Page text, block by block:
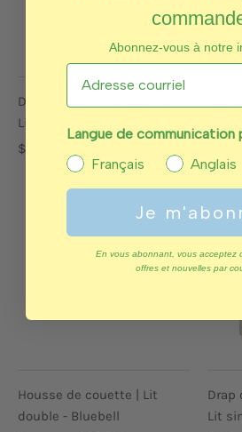
Drap contour mousseline |
Lit simple - Dainty
$128.00
Housse de couette | Lit
double - Bluebell
Drap
Lit
Abonnez-vous à notre
Langue de communication
Français
Anglais
Je
En vous abonnant, vous acceptez
offres et nouvelles par